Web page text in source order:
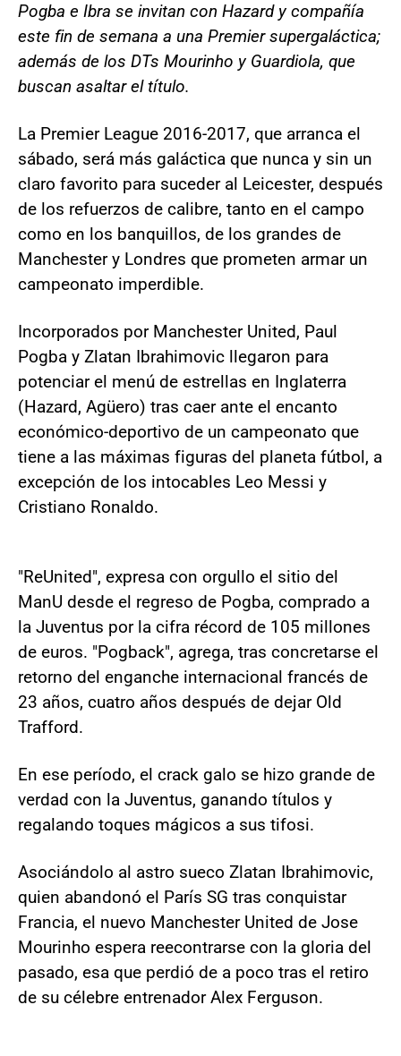
Pogba e Ibra se invitan con Hazard y compañía
este fin de semana a una Premier supergaláctica;
además de los DTs Mourinho y Guardiola, que
buscan asaltar el título.
La Premier League 2016-2017, que arranca el
sábado, será más galáctica que nunca y sin un
claro favorito para suceder al Leicester, después
de los refuerzos de calibre, tanto en el campo
como en los banquillos, de los grandes de
Manchester y Londres que prometen armar un
campeonato imperdible.
Incorporados por Manchester United, Paul
Pogba y Zlatan Ibrahimovic llegaron para
potenciar el menú de estrellas en Inglaterra
(Hazard, Agüero) tras caer ante el encanto
económico-deportivo de un campeonato que
tiene a las máximas figuras del planeta fútbol, a
excepción de los intocables Leo Messi y
Cristiano Ronaldo.
"ReUnited", expresa con orgullo el sitio del
ManU desde el regreso de Pogba, comprado a
la Juventus por la cifra récord de 105 millones
de euros. "Pogback", agrega, tras concretarse el
retorno del enganche internacional francés de
23 años, cuatro años después de dejar Old
Trafford.
En ese período, el crack galo se hizo grande de
verdad con la Juventus, ganando títulos y
regalando toques mágicos a sus tifosi.
Asociándolo al astro sueco Zlatan Ibrahimovic,
quien abandonó el París SG tras conquistar
Francia, el nuevo Manchester United de Jose
Mourinho espera reecontrarse con la gloria del
pasado, esa que perdió de a poco tras el retiro
de su célebre entrenador Alex Ferguson.